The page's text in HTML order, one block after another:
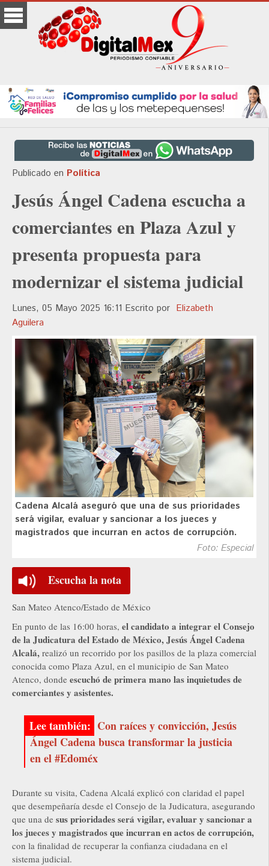
Publicado en Política
Jesús Ángel Cadena escucha a
comerciantes en Plaza Azul y
presenta propuesta para
modernizar el sistema judicial
Lunes, 05 Mayo 2025 16:11 Escrito por Elizabeth
Aguilera
Cadena Alcalá aseguró que una de sus prioridades
será vigilar, evaluar y sancionar a los jueces y
magistrados que incurran en actos de corrupción.
Foto: Especial
Escucha la nota
San Mateo Atenco/Estado de México
En punto de las 16:00 horas, el candidato a integrar el Consejo
de la Judicatura del Estado de México, Jesús Ángel Cadena
Alcalá, realizó un recorrido por los pasillos de la plaza comercial
conocida como Plaza Azul, en el municipio de San Mateo
Atenco, donde escuchó de primera mano las inquietudes de
comerciantes y asistentes.
Con raíces y convicción, Jesús
Ángel Cadena busca transformar la justicia
en el #Edoméx
Durante su visita, Cadena Alcalá explicó con claridad el papel
que desempeñaría desde el Consejo de la Judicatura, asegurando
que una de sus prioridades será vigilar, evaluar y sancionar a
los jueces y magistrados que incurran en actos de corrupción,
con la finalidad de recuperar la confianza ciudadana en el
sistema judicial.